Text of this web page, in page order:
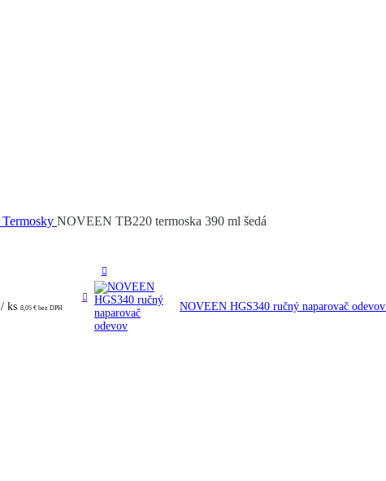
Termosky NOVEEN TB220 termoska 390 ml šedá
/ ks 8,05 € bez DPH NOVEEN HGS340 ručný naparovač odevov